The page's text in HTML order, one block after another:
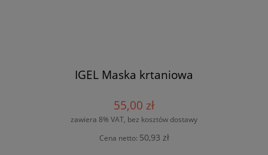
IGEL Maska krtaniowa
55,00 zł
zawiera 8% VAT, bez kosztów dostawy
Cena netto: 50,93 zł